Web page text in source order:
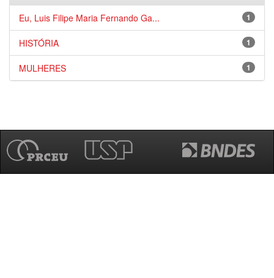
1
Eu, Luis Filipe Maria Fernando Ga...
1
HISTÓRIA
1
MULHERES